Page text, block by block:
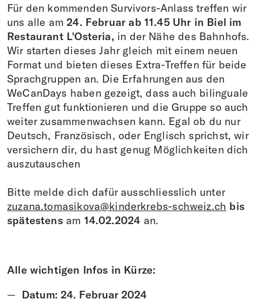
Für den kommenden Survivors-Anlass treffen wir
uns alle am24. Februar ab 11.45 Uhr in Biel im
Restaurant L'Osteria, in der Nähe des Bahnhofs.
Wir starten dieses Jahr gleich mit einem neuen
Format und bieten dieses Extra-Treffen für beide
Sprachgruppen an. Die Erfahrungen aus den
WeCanDays haben gezeigt, dass auch bilinguale
Treffen gut funktionieren und die Gruppe so auch
weiter zusammenwachsen kann. Egal ob du nur
Deutsch, Französisch, oder Englisch sprichst, wir
versichern dir, du hast genug Möglichkeiten dich
auszutauschen
Bitte melde dich dafür ausschliesslich unter
zuzana.tomasikova@kinderkrebs-schweiz.ch bis
spätestensam 14.02.2024 an.
Alle wichtigen Infos in Kürze:
Datum: 24. Februar 2024